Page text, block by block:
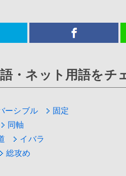
・ネット用語をチ
ーシブル
固定
同軸
イバラ
総攻め